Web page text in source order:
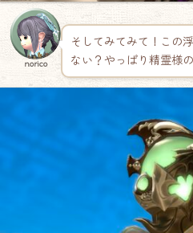
norico
そしてみてみて！この
ない？やっぱり精霊様